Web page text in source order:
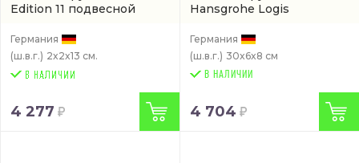
Edition 11 подвесной
Германия
(ш.в.г.) 2x2x13 см.
4 277
Hansgrohe Logis
Германия
(ш.в.г.) 30x6x8 см
В НАЛИЧИИ
4 704